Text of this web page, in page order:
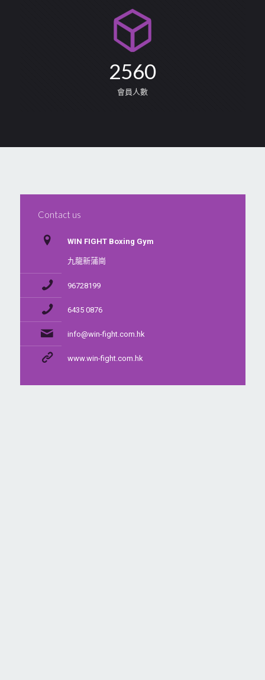
2560
會員人數
Contact us
WIN FIGHT Boxing Gym
九龍新蒲崗
96728199
6435 0876
info@win-fight.com.hk
www.win-fight.com.hk